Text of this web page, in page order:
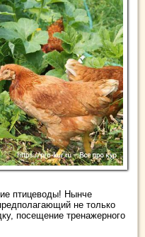
птицеводы! Нынче
не только
посещение тренажерного